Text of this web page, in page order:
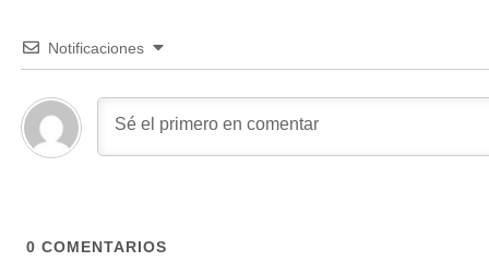
Notificaciones
0 COMENTARIOS